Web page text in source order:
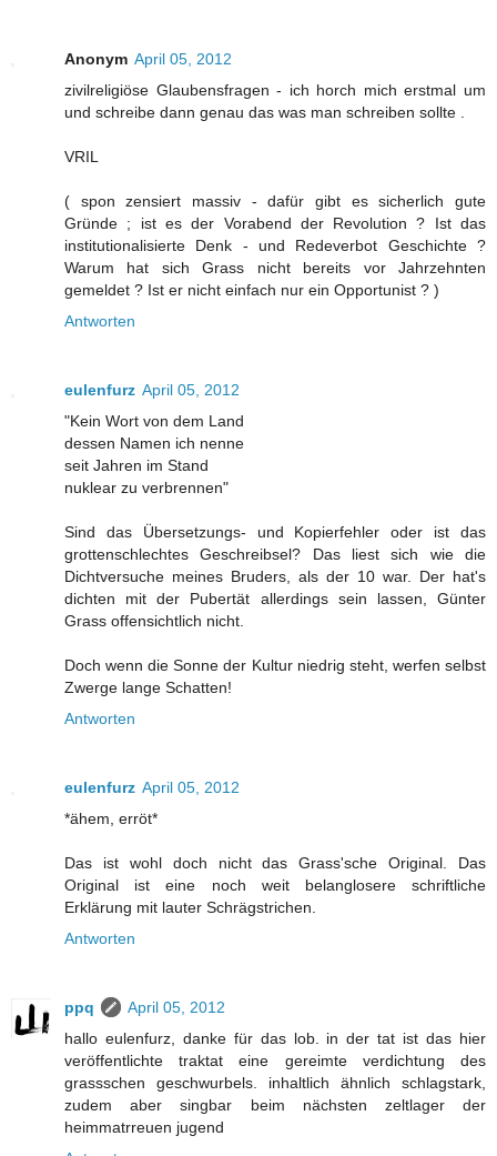
Anonym April 05, 2012
zivilreligiöse Glaubensfragen - ich horch mich erstmal um
und schreibe dann genau das was man schreiben sollte .
VRIL
( spon zensiert massiv - dafür gibt es sicherlich gute
Gründe ; ist es der Vorabend der Revolution ? Ist das
institutionalisierte Denk - und Redeverbot Geschichte ?
Warum hat sich Grass nicht bereits vor Jahrzehnten
gemeldet ? Ist er nicht einfach nur ein Opportunist ? )
Antworten
eulenfurz April 05, 2012
"Kein Wort von dem Land
dessen Namen ich nenne
seit Jahren im Stand
nuklear zu verbrennen"
Sind das Übersetzungs- und Kopierfehler oder ist das
grottenschlechtes Geschreibsel? Das liest sich wie die
Dichtversuche meines Bruders, als der 10 war. Der hat's
dichten mit der Pubertät allerdings sein lassen, Günter
Grass offensichtlich nicht.
Doch wenn die Sonne der Kultur niedrig steht, werfen selbst
Zwerge lange Schatten!
Antworten
eulenfurz April 05, 2012
*ähem, erröt*
Das ist wohl doch nicht das Grass'sche Original. Das
Original ist eine noch weit belanglosere schriftliche
Erklärung mit lauter Schrägstrichen.
Antworten
ppq
April 05, 2012
hallo eulenfurz, danke für das lob. in der tat ist das hier
veröffentlichte traktat eine gereimte verdichtung des
grassschen geschwurbels. inhaltlich ähnlich schlagstark,
zudem aber singbar beim nächsten zeltlager der
heimmatrreuen jugend